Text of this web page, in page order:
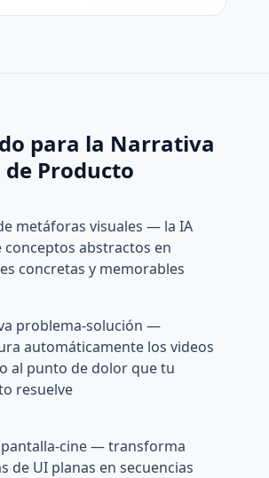
para la Narrativa
de Producto
metáforas visuales — la IA
conceptos abstractos en
concretas y memorables
problema-solución —
automáticamente los videos
al punto de dolor que tu
resuelve
cine — transforma
de UI planas en secuencias